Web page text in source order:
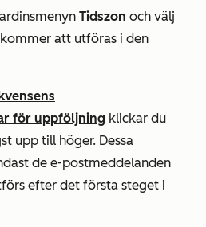
Tidszon och välj
att utföras i den
för uppföljning klickar du
upp till höger. Dessa
de e-postmeddelanden
efter det första steget i